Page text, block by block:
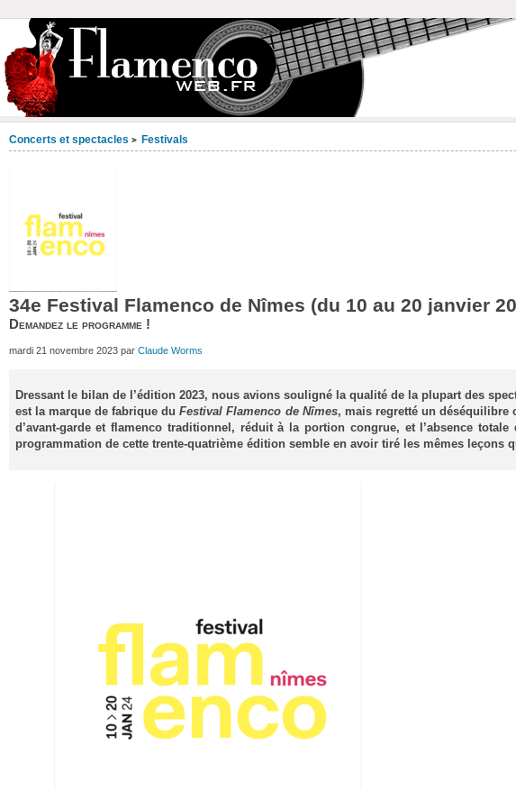
Concerts et spectacles > Festivals
34e Festival Flamenco de Nîmes (du 10 au 20 janvier
Demandez le programme !
mardi 21 novembre 2023 parClaude Worms
Dressant le bilan de l’édition 2023, nous avions souligné la qualité de la plupart des
est la marque de fabrique duFestival Flamenco de Nîmes, mais regretté un déséquilibre
d’avant-garde et flamenco traditionnel, réduit à la portion congrue, et l’absence totale
programmation de cette trente-quatrième édition semble en avoir tiré les mêmes leçons